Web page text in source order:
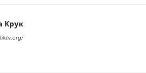
Крук